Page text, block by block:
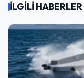
İLGİLİ HABERLER